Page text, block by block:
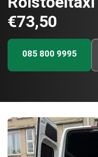
€73,50
085 800 9995